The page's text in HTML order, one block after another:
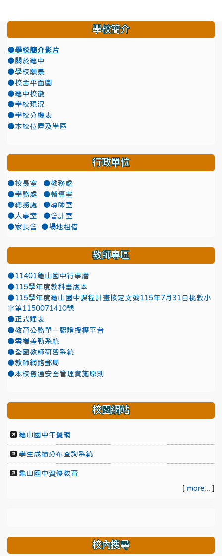
學校簡介
●學校簡介影片
●關於龜中
●學校願景
●校舍平面圖
●龜中校徽
●學校現況
●學校分機表
●本校位置及學區
行政單位
●校長室
●教務處
●學務處
●輔導室
●總務處
●導師室
●人事室
●會計室
●家長會
●場地租借
教師專區
●11401龜山國中行事曆
●115學年度教科書版本
●115學年度龜山國中課程計畫核定文號115年7月31日桃教小
字第1150071410號
●正式課表
●教育公務單一認證授權平台
●雲端差勤系統
●全國教師研習系統
●教師網路郵局
●本校資通安全管理實施原則
校園網站
龜山國中午餐網
學生成績分布查詢系統
龜山國中資優教育
[ more... ]
校內搜尋